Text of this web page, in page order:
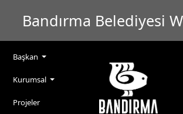
Bandırma Belediyesi
Başkan
Kurumsal
Projeler